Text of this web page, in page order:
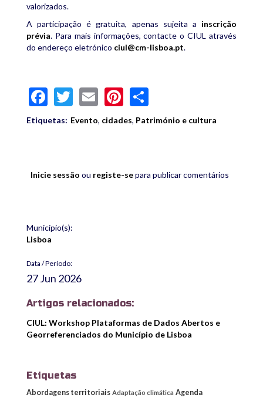
valorizados.
A participação é gratuita, apenas sujeita a inscrição
prévia. Para mais informações, contacte o CIUL através
do endereço eletrónico ciul@cm-lisboa.pt.
Facebook
Twitter
EmailPinterest
Etiquetas: Evento, cidades, Património e cultura
Inicie sessão ou registe-separa publicar comentários
Município(s):
Lisboa
Data / Período:
27 Jun 2026
Artigos relacionados:
CIUL: Workshop Plataformas de Dados Abertos e
Georreferenciados do Município de Lisboa
Etiquetas
Abordagens territoriais Adaptação climática Agenda